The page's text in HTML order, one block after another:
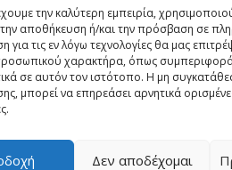
την καλύτερη εμπειρία,
την αποθήκευση ή/και την πρόσβαση σε
για τις εν λόγω τεχνολογίες θα μας
χαρακτήρα, όπως συμπεριφορά
σε αυτόν τον ιστότοπο. Η μη
μπορεί να επηρεάσει αρνητικά
Δεν αποδέχομαι
Εντοπισμός
Λογαριασμός
Πολιτική
Πολιτική Cookies
Επικοινωνία